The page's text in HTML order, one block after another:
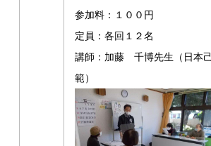
参加料：１００円
定員：各回１２名
講師：加藤 千博先生（日本
範）